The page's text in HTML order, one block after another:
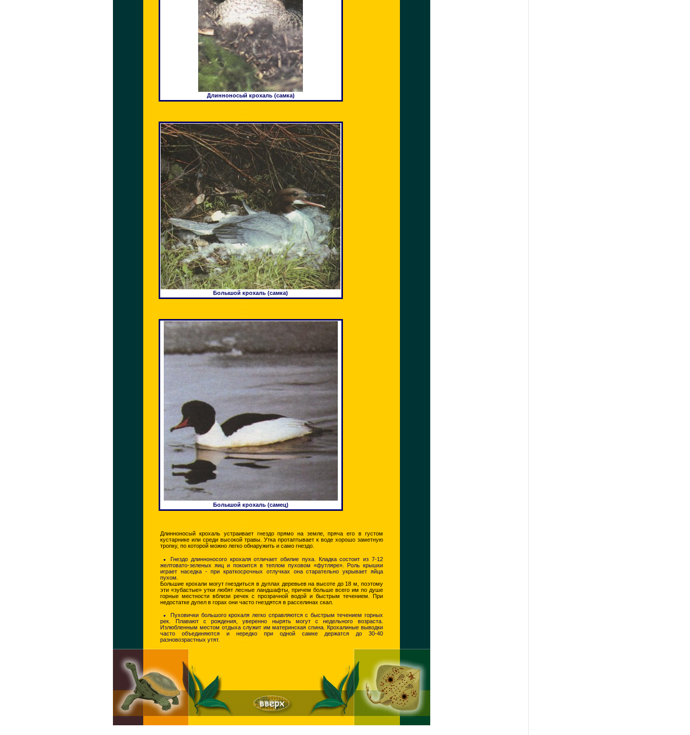
Длинноносый крохаль (самка)
Болышой крохаль (самка)
Болышой крохаль (самец)
Длинноносый крохаль устраивает гнездо прямо на земле, пряча его в густом
кустарнике или среди высокой травы. Утка протаптывает к воде хорошо заметную
тропку, по которой можно легко обнаружить и само гнездо.
Гнездо длинноносого крохаля отличает обилие пуха. Кладка состоит из 7-12
желтовато-зеленых яиц и покоится в теплом пуховом «футляре». Роль крышки
играет наседка - при краткосрочных отлучках она старательно укрывает яйца
пухом.
Большие крохали могут гнездиться в дуплах деревьев на высоте до 18 м, поэтому
эти «зубастые» утки любят лесные ландшафты, причем больше всего им по душе
горные местности вблизи речек с прозрачной водой и быстрым течением. При
недостатке дупел в горах они часто гнездятся в расселинах скал.
Пуховички большого крохаля легко справляются с быстрым течением горных
рек. Плавают с рождения, уверенно нырять могут с недельного возраста.
Излюбленным местом отдыха служит им материнская спина. Крохалиные выводки
часто объединяются и нередко при одной самке держатся до 30-40
разновозрастных утят.